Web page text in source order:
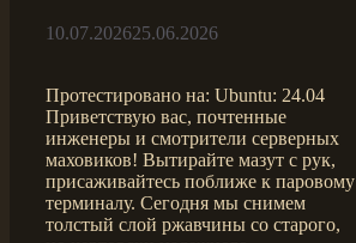
10.07.202625.06.2026
Протестировано на: Ubuntu: 24.04
Приветствую вас, почтенные
инженеры и смотрители серверных
маховиков! Вытирайте мазут с рук,
присаживайтесь поближе к паровому
терминалу. Сегодня мы снимем
толстый слой ржавчины со старого,